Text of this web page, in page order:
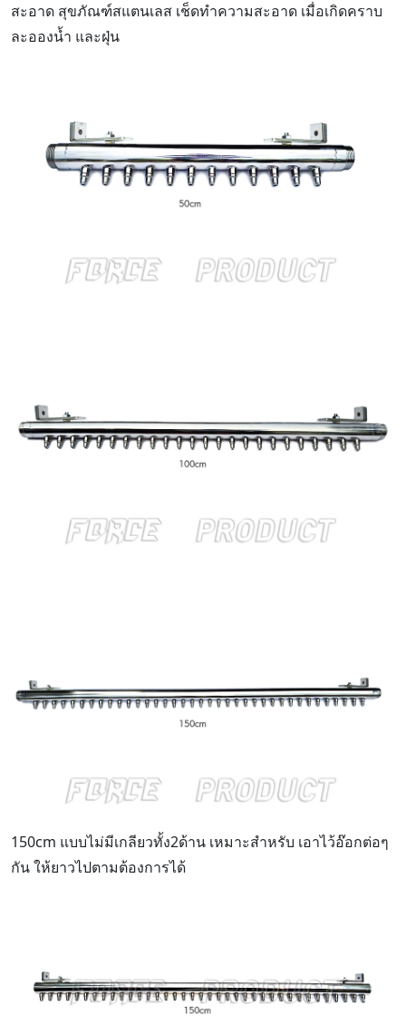
สะอาด สุขภัณฑ์สแตนเลส เช็ดทำความสะอาด เมื่อเกิดคราบ
ละอองน้ำ และฝุ่น
150cm แบบไม่มีเกลียวทั้ง2ด้าน เหมาะสำหรับ เอาไว้อ๊อกต่อๆ
กัน ให้ยาวไปตามต้องการได้